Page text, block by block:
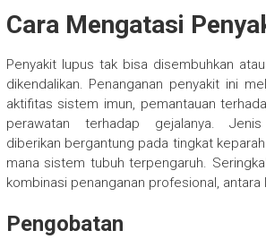
Cara Mengatasi
Penyakit lupus tak bisa disembuhkan
dikendalikan. Penanganan penyakit ini
aktifitas sistem imun, pemantauan
perawatan terhadap gejalanya.
diberikan bergantung pada tingkat
mana sistem tubuh terpengaruh.
kombinasi penanganan profesional, antara
Pengobatan